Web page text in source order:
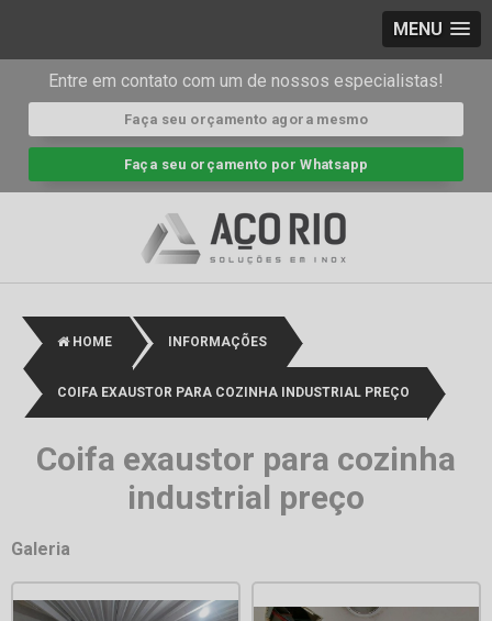
MENU
Entre em contato com um de nossos especialistas!
Faça seu orçamento agora mesmo
Faça seu orçamento por Whatsapp
HOME INFORMAÇÕES
COIFA EXAUSTOR PARA COZINHA INDUSTRIAL PREÇO
Coifa exaustor para cozinha
industrial preço
Galeria